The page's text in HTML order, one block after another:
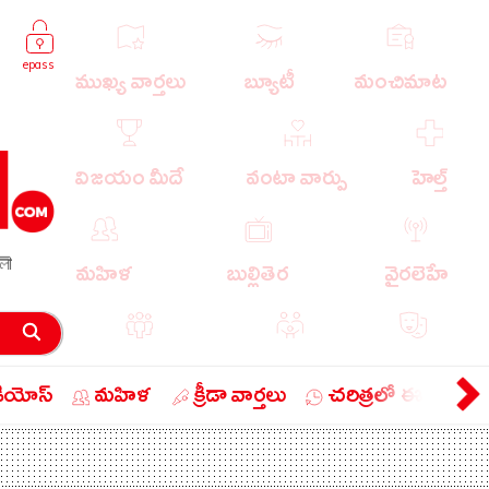
epass
ముఖ్య వార్తలు బ్యూటీ మంచిమాట
విజయం మీదే వంటా వార్పు హెల్త్
మహిళ బుల్లితెర వైరలెహే
పాపులర్ వార్తలు
బిజినెస్ ఎడ్యుకేషన్ లైఫ్ స్టైల్
మహిళ క్రీడా వార్తలు చరిత్రలో ఈ రోజు